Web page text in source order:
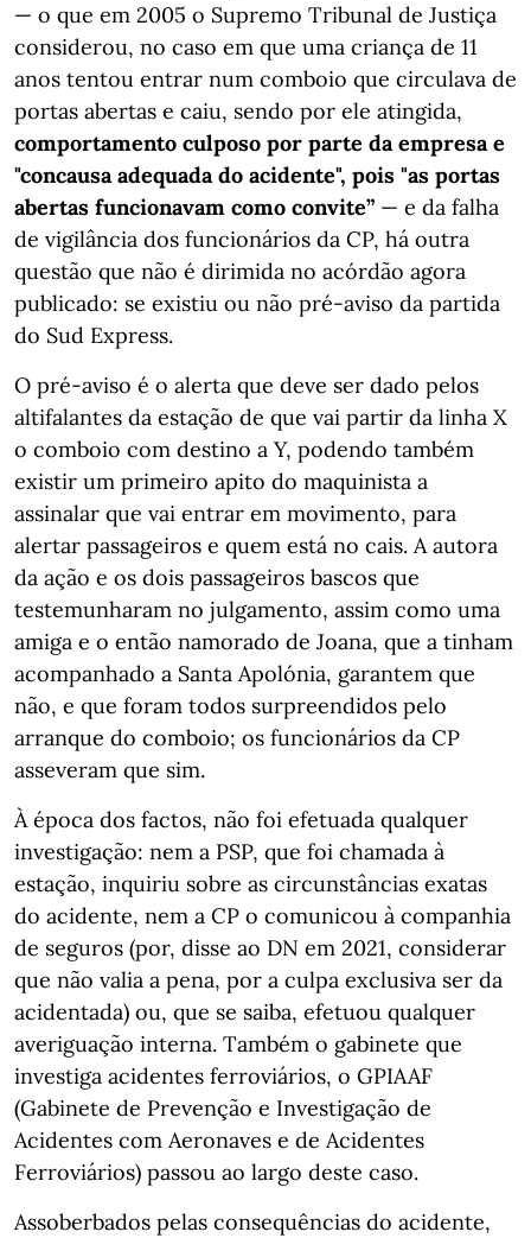
— o que em 2005 o Supremo Tribunal de Justiça
considerou, no caso em que uma criança de 11
anos tentou entrar num comboio que circulava de
portas abertas e caiu, sendo por ele atingida,
comportamento culposo por parte da empresa e
"concausa adequada do acidente", pois "as portas
abertas funcionavam como convite” — e da falha
de vigilância dos funcionários da CP, há outra
questão que não é dirimida no acórdão agora
publicado: se existiu ou não pré-aviso da partida
do Sud Express.
O pré-aviso é o alerta que deve ser dado pelos
altifalantes da estação de que vai partir da linha X
o comboio com destino a Y, podendo também
existir um primeiro apito do maquinista a
assinalar que vai entrar em movimento, para
alertar passageiros e quem está no cais. A autora
da ação e os dois passageiros bascos que
testemunharam no julgamento, assim como uma
amiga e o então namorado de Joana, que a tinham
acompanhado a Santa Apolónia, garantem que
não, e que foram todos surpreendidos pelo
arranque do comboio; os funcionários da CP
asseveram que sim.
À época dos factos, não foi efetuada qualquer
investigação: nem a PSP, que foi chamada à
estação, inquiriu sobre as circunstâncias exatas
do acidente, nem a CP o comunicou à companhia
de seguros (por, disse ao DN em 2021, considerar
que não valia a pena, por a culpa exclusiva ser da
acidentada) ou, que se saiba, efetuou qualquer
averiguação interna. Também o gabinete que
investiga acidentes ferroviários, o GPIAAF
(Gabinete de Prevenção e Investigação de
Acidentes com Aeronaves e de Acidentes
Ferroviários) passou ao largo deste caso.
Assoberbados pelas consequências do acidente,